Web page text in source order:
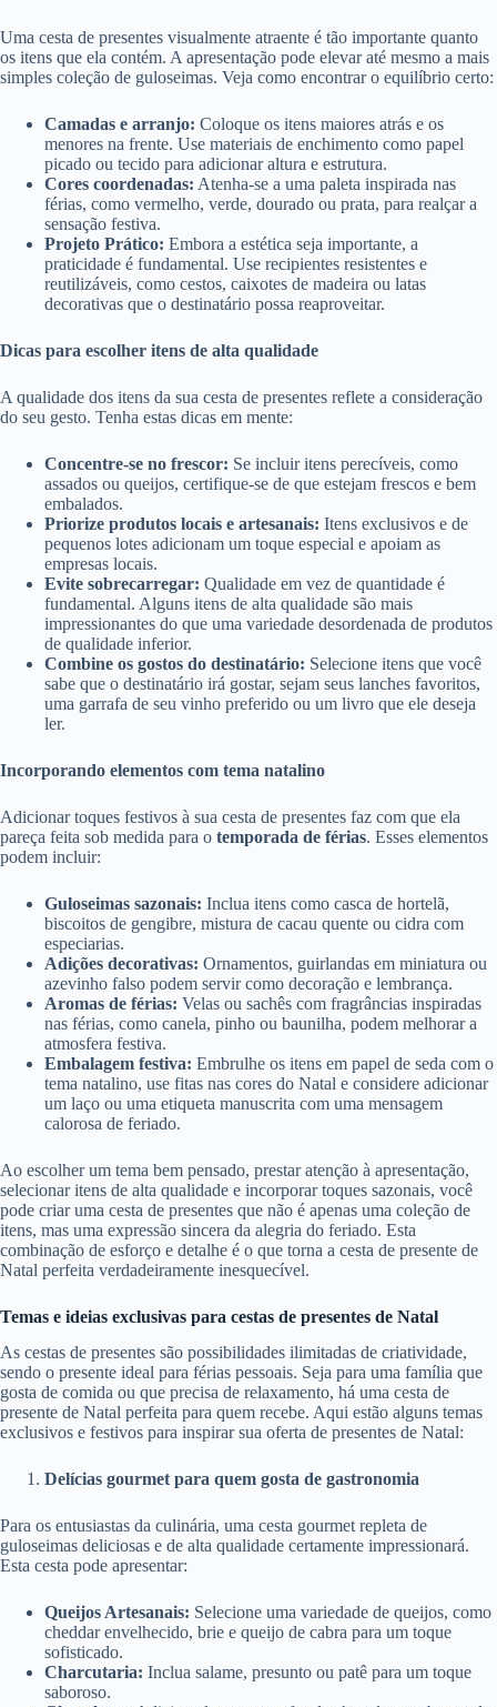
Uma cesta de presentes visualmente atraente é tão importante quanto
os itens que ela contém. A apresentação pode elevar até mesmo a mais
simples coleção de guloseimas. Veja como encontrar o equilíbrio certo:
Camadas e arranjo: Coloque os itens maiores atrás e os
menores na frente. Use materiais de enchimento como papel
picado ou tecido para adicionar altura e estrutura.
Cores coordenadas: Atenha-se a uma paleta inspirada nas
férias, como vermelho, verde, dourado ou prata, para realçar a
sensação festiva.
Projeto Prático: Embora a estética seja importante, a
praticidade é fundamental. Use recipientes resistentes e
reutilizáveis, como cestos, caixotes de madeira ou latas
decorativas que o destinatário possa reaproveitar.
Dicas para escolher itens de alta qualidade
A qualidade dos itens da sua cesta de presentes reflete a consideração
do seu gesto. Tenha estas dicas em mente:
Concentre-se no frescor: Se incluir itens perecíveis, como
assados ​​ou queijos, certifique-se de que estejam frescos e bem
embalados.
Priorize produtos locais e artesanais: Itens exclusivos e de
pequenos lotes adicionam um toque especial e apoiam as
empresas locais.
Evite sobrecarregar: Qualidade em vez de quantidade é
fundamental. Alguns itens de alta qualidade são mais
impressionantes do que uma variedade desordenada de produtos
de qualidade inferior.
Combine os gostos do destinatário: Selecione itens que você
sabe que o destinatário irá gostar, sejam seus lanches favoritos,
uma garrafa de seu vinho preferido ou um livro que ele deseja
ler.
Incorporando elementos com tema natalino
Adicionar toques festivos à sua cesta de presentes faz com que ela
pareça feita sob medida para o temporada de férias. Esses elementos
podem incluir:
Guloseimas sazonais: Inclua itens como casca de hortelã,
biscoitos de gengibre, mistura de cacau quente ou cidra com
especiarias.
Adições decorativas: Ornamentos, guirlandas em miniatura ou
azevinho falso podem servir como decoração e lembrança.
Aromas de férias: Velas ou sachês com fragrâncias inspiradas
nas férias, como canela, pinho ou baunilha, podem melhorar a
atmosfera festiva.
Embalagem festiva: Embrulhe os itens em papel de seda com o
tema natalino, use fitas nas cores do Natal e considere adicionar
um laço ou uma etiqueta manuscrita com uma mensagem
calorosa de feriado.
Ao escolher um tema bem pensado, prestar atenção à apresentação,
selecionar itens de alta qualidade e incorporar toques sazonais, você
pode criar uma cesta de presentes que não é apenas uma coleção de
itens, mas uma expressão sincera da alegria do feriado. Esta
combinação de esforço e detalhe é o que torna a cesta de presente de
Natal perfeita verdadeiramente inesquecível.
Temas e ideias exclusivas para cestas de presentes de Natal
As cestas de presentes são possibilidades ilimitadas de criatividade,
sendo o presente ideal para férias pessoais. Seja para uma família que
gosta de comida ou que precisa de relaxamento, há uma cesta de
presente de Natal perfeita para quem recebe. Aqui estão alguns temas
exclusivos e festivos para inspirar sua oferta de presentes de Natal:
Delícias gourmet para quem gosta de gastronomia
Para os entusiastas da culinária, uma cesta gourmet repleta de
guloseimas deliciosas e de alta qualidade certamente impressionará.
Esta cesta pode apresentar:
Queijos Artesanais: Selecione uma variedade de queijos, como
cheddar envelhecido, brie e queijo de cabra para um toque
sofisticado.
Charcutaria: Inclua salame, presunto ou patê para um toque
saboroso.